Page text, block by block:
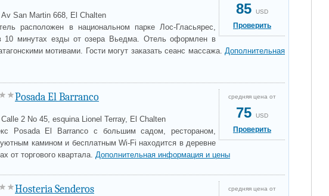
85 USD
Проверить
Av San Martin 668, El Chalten
расположен в национальном парке Лос-Гласьярес,
10 минутах езды от озера Вьедма. Отель оформлен в
мотивами. Гости могут заказать сеанс массажа. Дополнительная
средняя цена от
75 USD
Проверить
Posada El Barranco
Calle 2 No 45, esquina Lionel Terray, El Chalten
Posada El Barranco с большим садом, рестораном,
камином и бесплатным Wi-Fi находится в деревне
от торгового квартала. Дополнительная информация и цены
средняя цена от
Hosteria Senderos